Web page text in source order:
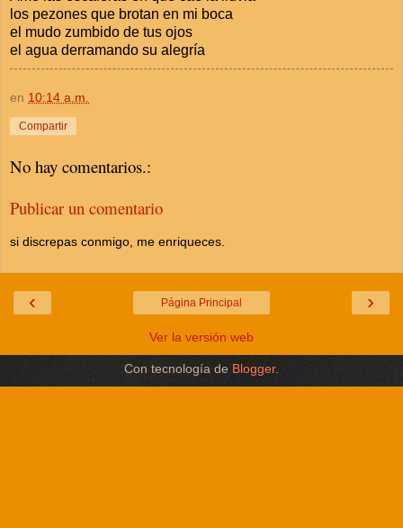
los pezones que brotan en mi boca
el mudo zumbido de tus ojos
el agua derramando su alegría
en 10:14 a.m.
Compartir
No hay comentarios.:
Publicar un comentario
si discrepas conmigo, me enriqueces.
‹ ›
Página Principal
Ver la versión web
Con tecnología de Blogger.